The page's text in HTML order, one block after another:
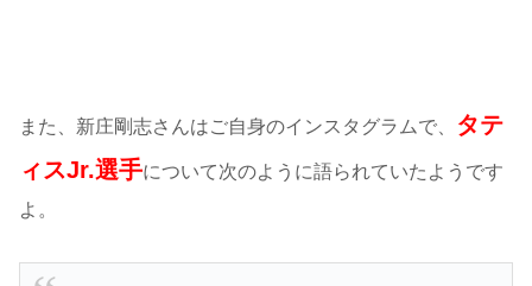
また、新庄剛志さんはご自身のインスタグラムで、
タテ
ィスJr.選手について次のように語られていたようです
よ。